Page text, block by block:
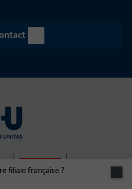
filiale française ?